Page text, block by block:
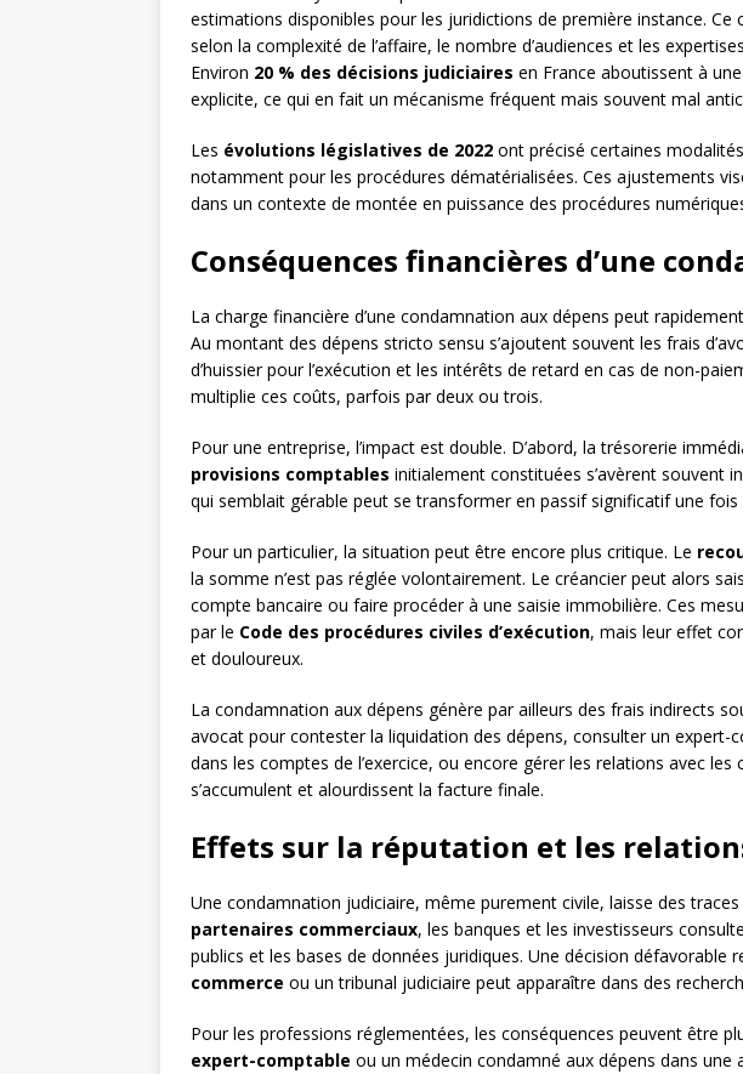
estimations disponibles pour les juridictions de première instance. Ce
selon la complexité de l’affaire, le nombre d’audiences et les
Environ 20 % des décisions judiciaires en France aboutissent à
explicite, ce qui en fait un mécanisme fréquent mais souvent mal
Les évolutions législatives de 2022 ont précisé certaines
notamment pour les procédures dématérialisées. Ces ajustements
dans un contexte de montée en puissance des procédures
Conséquences financières d’une
La charge financière d’une condamnation aux dépens peut
Au montant des dépens stricto sensu s’ajoutent souvent les frais
d’huissier pour l’exécution et les intérêts de retard en cas de non-
multiplie ces coûts, parfois par deux ou trois.
Pour une entreprise, l’impact est double. D’abord, la trésorerie
provisions comptables initialement constituées s’avèrent souvent
qui semblait gérable peut se transformer en passif significatif une
Pour un particulier, la situation peut être encore plus critique. Le
la somme n’est pas réglée volontairement. Le créancier peut alors
compte bancaire ou faire procéder à une saisie immobilière. Ces
par le Code des procédures civiles d’exécution, mais leur effet
et douloureux.
La condamnation aux dépens génère par ailleurs des frais indirects
avocat pour contester la liquidation des dépens, consulter un expert-
dans les comptes de l’exercice, ou encore gérer les relations avec
s’accumulent et alourdissent la facture finale.
Effets sur la réputation et les
Une condamnation judiciaire, même purement civile, laisse des traces
partenaires commerciaux, les banques et les investisseurs
publics et les bases de données juridiques. Une décision défavorable
commerce ou un tribunal judiciaire peut apparaître dans des
Pour les professions réglementées, les conséquences peuvent être
expert-comptable ou un médecin condamné aux dépens dans une